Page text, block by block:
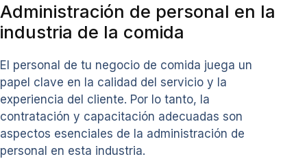
Administración de personal en la
industria de la comida
El personal de tu negocio de comida juega un
papel clave en la calidad del servicio y la
experiencia del cliente. Por lo tanto, la
contratación y capacitación adecuadas son
aspectos esenciales de la administración de
personal en esta industria.